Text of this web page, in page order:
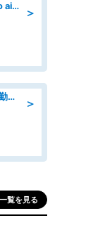
＞
デンソーでマシンオペレーター denso aichi
＞
経理/病院での経理事務のお仕事/即日勤務可/車通勤可/経理/一般事務
一覧を見る